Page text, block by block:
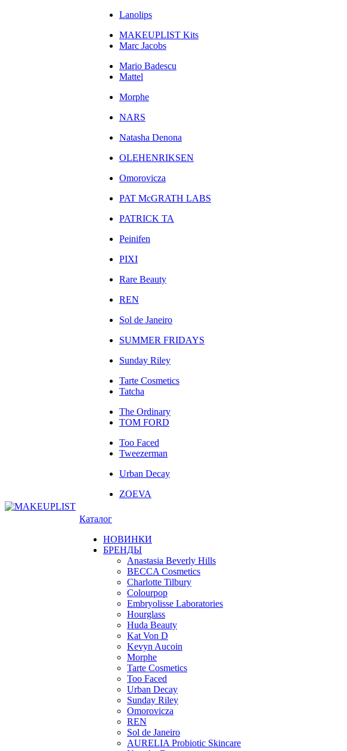
Lanolips
MAKEUPLIST Kits
Marc Jacobs
Mario Badescu
Mattel
Morphe
NARS
Natasha Denona
OLEHENRIKSEN
Omorovicza
PAT McGRATH LABS
PATRICK TA
Peinifen
PIXI
Rare Beauty
REN
Sol de Janeiro
SUMMER FRIDAYS
Sunday Riley
Tarte Cosmetics
Tatcha
The Ordinary
TOM FORD
Too Faced
Tweezerman
Urban Decay
ZOEVA
Каталог
НОВИНКИ
БРЕНДЫ
Anastasia Beverly Hills
BECCA Cosmetics
Charlotte Tilbury
Colourpop
Embryolisse Laboratories
Hourglass
Huda Beauty
Kat Von D
Kevyn Aucoin
Morphe
Tarte Cosmetics
Too Faced
Urban Decay
Sunday Riley
Omorovicza
REN
Sol de Janeiro
AURELIA Probiotic Skincare